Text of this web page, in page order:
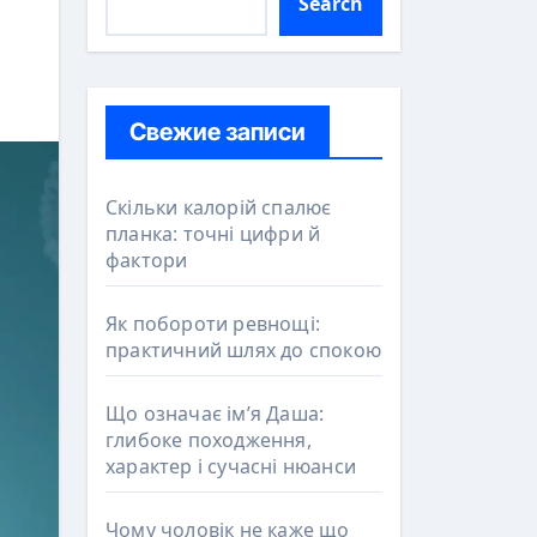
Свежие записи
Скільки калорій спалює
планка: точні цифри й
фактори
Як побороти ревнощі:
практичний шлях до спокою
Що означає ім’я Даша:
глибоке походження,
характер і сучасні нюанси
Чому чоловік не каже що